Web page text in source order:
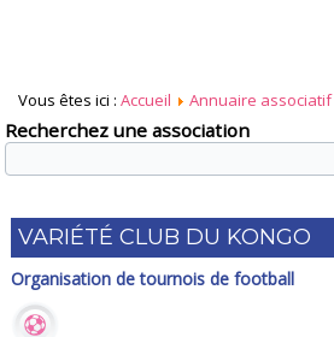
Vous êtes ici :Accueil Annuaire associatif
Recherchez une association
VARIÉTÉ CLUB DU KONGO
Organisation de tournois de football